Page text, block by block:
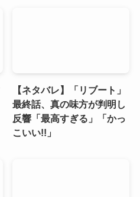
【ネタバレ】「リブート」
最終話、真の味方が判明し
反響「最高すぎる」「かっ
こいい!!」